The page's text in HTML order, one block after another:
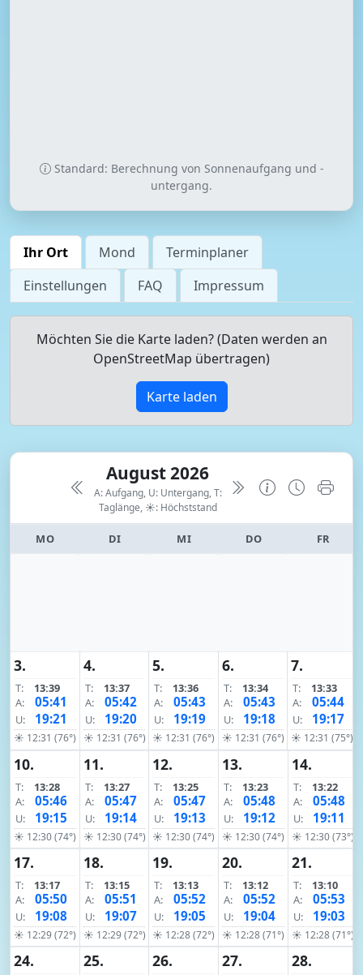
Standard: Berechnung von Sonnenaufgang und -
untergang.
Ihr Ort Mond
Terminplaner
Einstellungen
FAQ Impressum
Möchten Sie die Karte laden? (Daten werden an
OpenStreetMap übertragen)
Karte laden
August 2026
A: Aufgang, U: Untergang, T:
Taglänge, ☀: Höchststand
MO DI MI DO FR
3.
T:
13:39
A:
05:41
U: 19:21
☀ 12:31 (76°)
4.
T:
13:37
A:
05:42
U: 19:20
☀ 12:31 (76°)
5.
T:
13:36
A:
05:43
U: 19:19
☀ 12:31 (76°)
6.
T:
13:34
A:
05:43
U: 19:18
☀ 12:31 (76°)
7.
T:
13:33
A:
05:44
U: 19:17
☀ 12:31 (75°)
10.
T:
13:28
A:
05:46
U: 19:15
☀ 12:30 (74°)
11.
T:
13:27
A:
05:47
U: 19:14
☀ 12:30 (74°)
12.
T:
13:25
A:
05:47
U: 19:13
☀ 12:30 (74°)
13.
T:
13:23
A:
05:48
U: 19:12
☀ 12:30 (74°)
14.
T:
13:22
A:
05:48
U: 19:11
☀ 12:30 (73°)
17.
T:
13:17
A:
05:50
U: 19:08
☀ 12:29 (72°)
18.
T:
13:15
A:
05:51
U: 19:07
☀ 12:29 (72°)
19.
T:
13:13
A:
05:52
U: 19:05
☀ 12:28 (72°)
20.
T:
13:12
A:
05:52
U: 19:04
☀ 12:28 (71°)
21.
T:
13:10
A:
05:53
U: 19:03
☀ 12:28 (71°)
24. 25. 26. 27. 28.